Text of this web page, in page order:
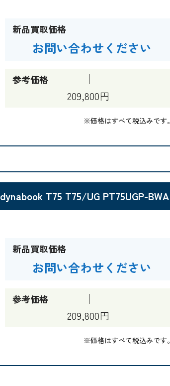
新品買取価格
お問い合わせください
参考価格
209,800円
※価格はすべて税込みです。
dynabook T75 T75/UG PT75UGP-BWA
新品買取価格
お問い合わせください
参考価格
209,800円
※価格はすべて税込みです。